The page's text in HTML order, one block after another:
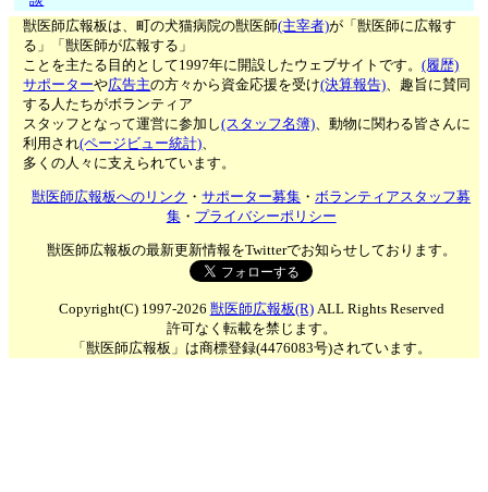
獣医師広報板は、町の犬猫病院の獣医師(主宰者)が「獣医師に広報す
る」「獣医師が広報する」
ことを主たる目的として1997年に開設したウェブサイトです。(履歴)
サポーターや広告主の方々から資金応援を受け(決算報告)、趣旨に賛同
する人たちがボランティア
スタッフとなって運営に参加し(スタッフ名簿)、動物に関わる皆さんに
利用され(ページビュー統計)、
多くの人々に支えられています。
獣医師広報板へのリンク ・サポーター募集 ・ボランティアスタッフ募
集・ プライバシーポリシー
獣医師広報板の最新更新情報をTwitterでお知らせしております。
Copyright(C) 1997-2026 獣医師広報板(R)ALL Rights Reserved
許可なく転載を禁じます。
「獣医師広報板」は商標登録(4476083号)されています。